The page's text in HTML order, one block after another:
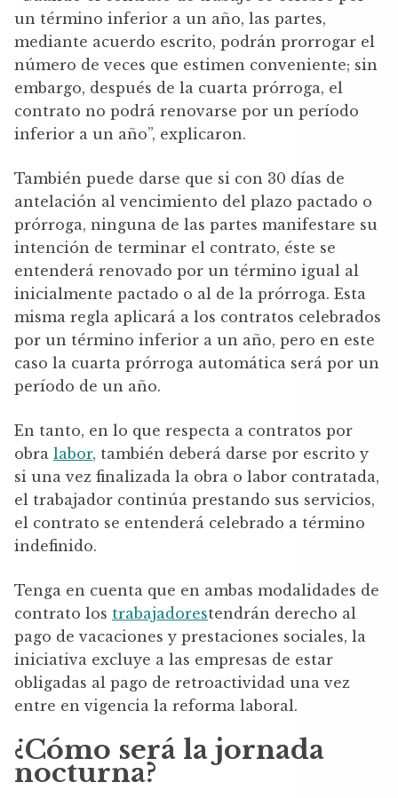
un término inferior a un año, las partes,
mediante acuerdo escrito, podrán prorrogar el
número de veces que estimen conveniente; sin
embargo, después de la cuarta prórroga, el
contrato no podrá renovarse por un período
inferior a un año”, explicaron.
También puede darse que si con 30 días de
antelación al vencimiento del plazo pactado o
prórroga, ninguna de las partes manifestare su
intención de terminar el contrato, éste se
entenderá renovado por un término igual al
inicialmente pactado o al de la prórroga. Esta
misma regla aplicará a los contratos celebrados
por un término inferior a un año, pero en este
caso la cuarta prórroga automática será por un
período de un año.
En tanto, en lo que respecta a contratos por
obra labor, también deberá darse por escrito y
si una vez finalizada la obra o labor contratada,
el trabajador continúa prestando sus servicios,
el contrato se entenderá celebrado a término
indefinido.
Tenga en cuenta que en ambas modalidades de
contrato los trabajadorestendrán derecho al
pago de vacaciones y prestaciones sociales, la
iniciativa excluye a las empresas de estar
obligadas al pago de retroactividad una vez
entre en vigencia la reforma laboral.
¿Cómo será la jornada
nocturna?